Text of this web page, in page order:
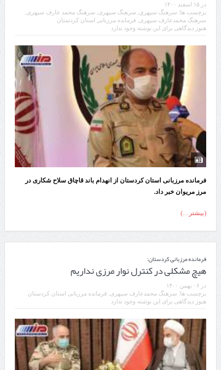
در ۱۵ اسفند ۱۴۰۰
برچسب ها: سرهنگ سپهري, سرهنگ سپهری, سرهنگ محمد عارف سپهری,
سرهنگ محمدعارف سپهری, فرمانده مرزبانی استان کردستان
هنوز دیدگاهی برای این نوشته وجود ندارد
فرمانده مرزبانی استان کردستان از انهدام باند قاچاق سلاح شکاری در
مرز مريوان خبر داد.
(بیشتر…)
فرمانده مرزبانی کردستان:
هیچ مشکلی در کنترل نوار مرزی نداریم
در ۰۶ بهمن ۱۴۰۰
برچسب ها: سرهنگ محمدعارف سپهری, فرمانده مرزبانی استان کردستان
هنوز دیدگاهی برای این نوشته وجود ندارد